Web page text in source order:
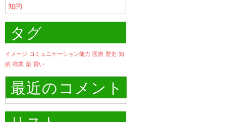
知的
タグ
イメージ コミュニケーション能力 医療 歴史 知
的 職業 薬 賢い
最近のコメント